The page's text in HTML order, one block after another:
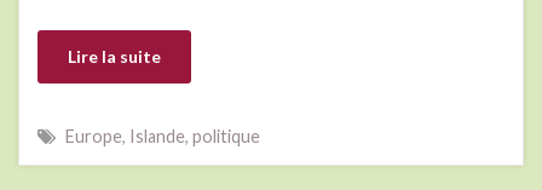
Lire la suite
Europe, Islande, politique